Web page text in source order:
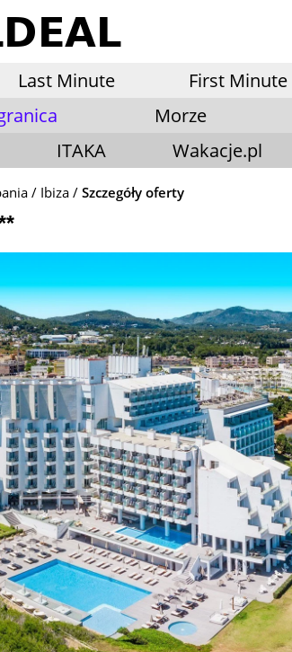
Last Minute First Minute
Morze
ITAKA Wakacje.pl
Ibiza Szczegóły oferty